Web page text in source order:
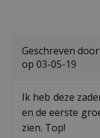
Geschreven door
op 03-05-19
Ik heb deze
en de eerste
zien. Top!